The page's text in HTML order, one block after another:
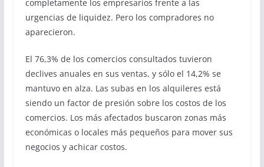
completamente los empresarios frente a las
urgencias de liquidez. Pero los compradores no
aparecieron.
El 76,3% de los comercios consultados tuvieron
declives anuales en sus ventas, y sólo el 14,2% se
mantuvo en alza. Las subas en los alquileres está
siendo un factor de presión sobre los costos de los
comercios. Los más afectados buscaron zonas más
económicas o locales más pequeños para mover sus
negocios y achicar costos.